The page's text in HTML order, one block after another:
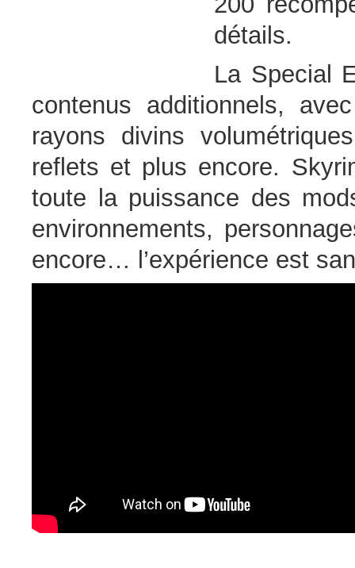
détails.
La Special
contenus additionnels,
rayons divins
reflets et plus encore.
toute la puissance des
environnements,
encore… l’expérience est